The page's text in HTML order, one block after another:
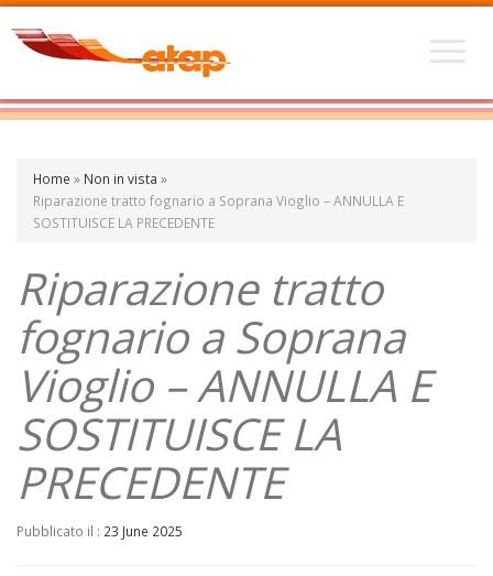
Home » Non in vista »
Riparazione tratto fognario a Soprana Vioglio – ANNULLA E
SOSTITUISCE LA PRECEDENTE
Riparazione tratto
fognario a Soprana
Vioglio – ANNULLA E
SOSTITUISCE LA
PRECEDENTE
Pubblicato il : 23 June 2025